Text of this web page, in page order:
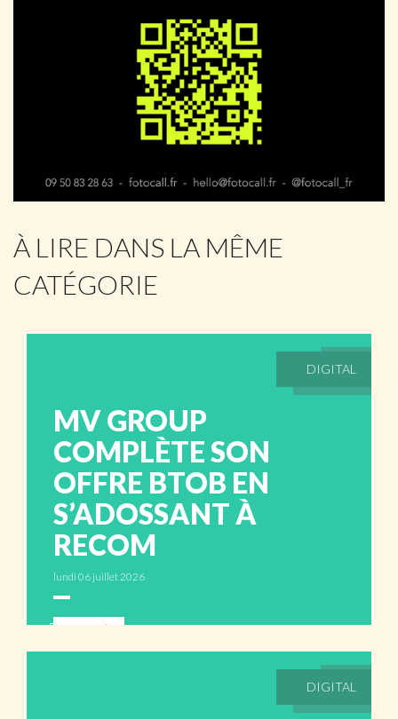
À LIRE DANS LA MÊME
CATÉGORIE
DIGITAL
MV GROUP
COMPLÈTE SON
OFFRE BTOB EN
S’ADOSSANT À
RECOM
lundi 06 juillet 2026
ABONNÉS
DIGITAL